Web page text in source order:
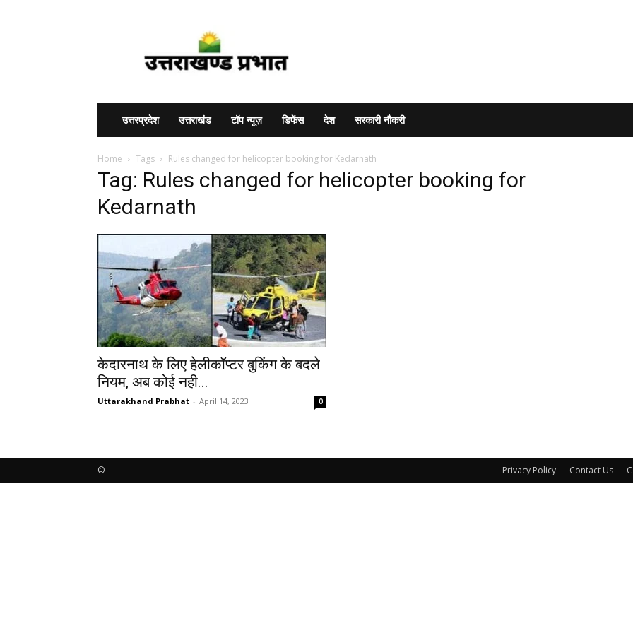
उत्तरप्रदेश उत्तराखंड टॉप न्यूज़ डिफेंस देश सरकारी नौकरी
Home Tags Rules changed for helicopter booking for Kedarnath
Tag: Rules changed for helicopter booking for
Kedarnath
केदारनाथ के लिए हेलीकॉप्टर बुकिंग के बदले
नियम, अब कोई नही...
Uttarakhand Prabhat - April 14, 2023 0
Privacy Policy Contact Us
©